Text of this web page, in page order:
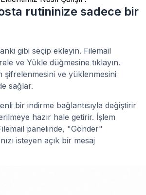
rutininize sadece bir
gibi seçip ekleyin. Filemail
ve Yükle düğmesine tıklayın.
şifrelenmesini ve yüklenmesini
sağlar.
bir indirme bağlantısıyla değiştirir
hazır hale getirir. İşlem
panelinde, "Gönder"
isteyen açık bir mesaj